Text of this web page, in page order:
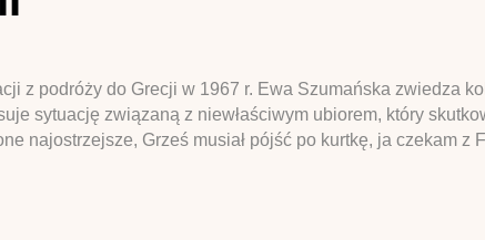
z podróży do Grecji w 1967 r. Ewa Szumańska zwiedza
sytuację związaną z niewłaściwym ubiorem, który
najostrzejsze, Grześ musiał pójść po kurtkę, ja czekam